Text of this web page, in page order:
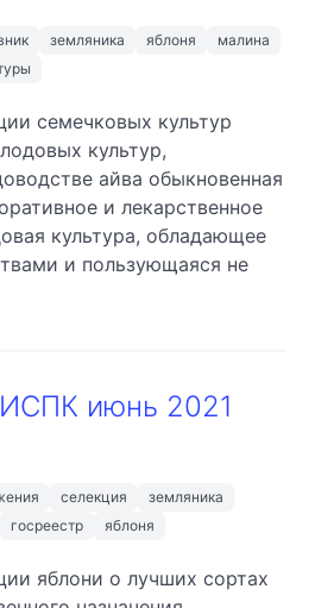
земляника яблоня
малина
семечковых культур
культур,
айва обыкновенная
и лекарственное
культура, обладающее
и пользующаяся не
июнь 2021
селекция
земляника
госреестр яблоня
яблони о лучших сортах